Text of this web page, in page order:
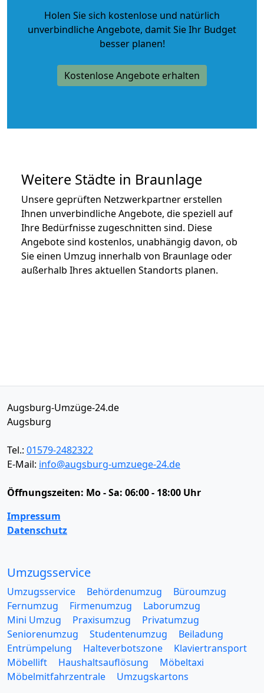
Holen Sie sich kostenlose und natürlich
unverbindliche Angebote, damit Sie Ihr Budget
besser planen!
Kostenlose Angebote erhalten
Weitere Städte in Braunlage
Unsere geprüften Netzwerkpartner erstellen
Ihnen unverbindliche Angebote, die speziell auf
Ihre Bedürfnisse zugeschnitten sind. Diese
Angebote sind kostenlos, unabhängig davon, ob
Sie einen Umzug innerhalb von Braunlage oder
außerhalb Ihres aktuellen Standorts planen.
Augsburg-Umzüge-24.de
Augsburg
Tel.: 01579-2482322
E-Mail: info@augsburg-umzuege-24.de
Öffnungszeiten: Mo - Sa: 06:00 - 18:00 Uhr
Impressum
Datenschutz
Umzugsservice
Umzugsservice Behördenumzug
Büroumzug
Fernumzug
Firmenumzug
Laborumzug
Mini Umzug
Praxisumzug
Privatumzug
Seniorenumzug
Studentenumzug
Beiladung
Entrümpelung
Halteverbotszone
Klaviertransport
Möbellift
Haushaltsauflösung
Möbeltaxi
Möbelmitfahrzentrale
Umzugskartons